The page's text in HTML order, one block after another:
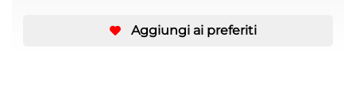
Aggiungi ai preferiti